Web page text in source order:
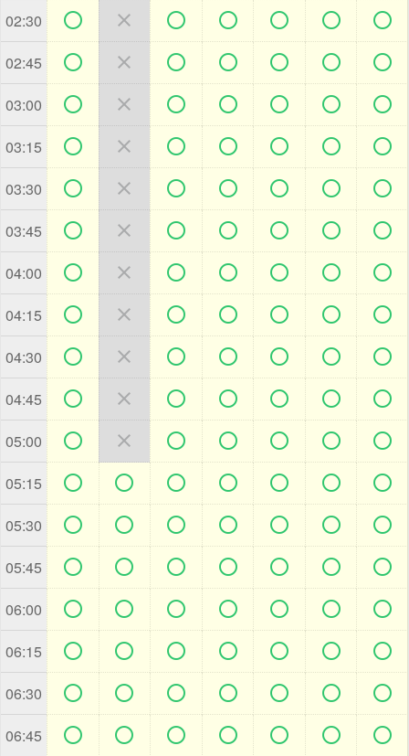
02:30       
02:45       
03:00       
03:15       
03:30       
03:45       
04:00       
04:15       
04:30       
04:45       
05:00       
05:15       
05:30       
05:45       
06:00       
06:15       
06:30       
06:45       